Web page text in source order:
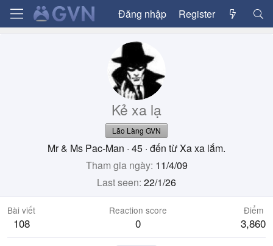
Đăng nhập Register
Kẻ xa lạ
Lão Làng GVN
Mr & Ms Pac-Man · 45 · đến từXa xa lắm.
Tham gia ngày 11/4/09
Last seen 22/1/26
Bài viết
108
Reaction score
0
Điểm
3,860